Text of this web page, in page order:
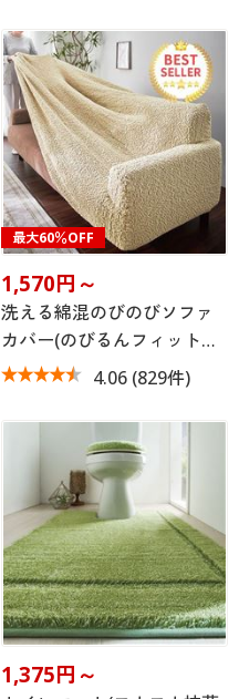
最大60％OFF
1,570円～
洗える綿混のびのびソファ
カバー(のびるんフィット…
4.06(829件)
1,375円～